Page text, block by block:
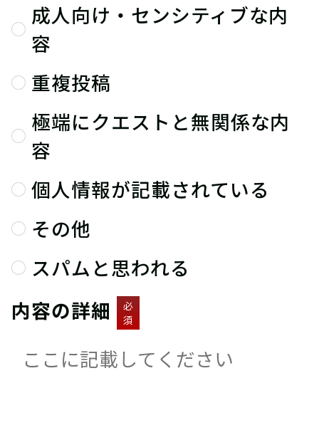
成人向け・センシティブな内
容
重複投稿
極端にクエストと無関係な内
容
個人情報が記載されている
その他
スパムと思われる
内容の詳細
必
須